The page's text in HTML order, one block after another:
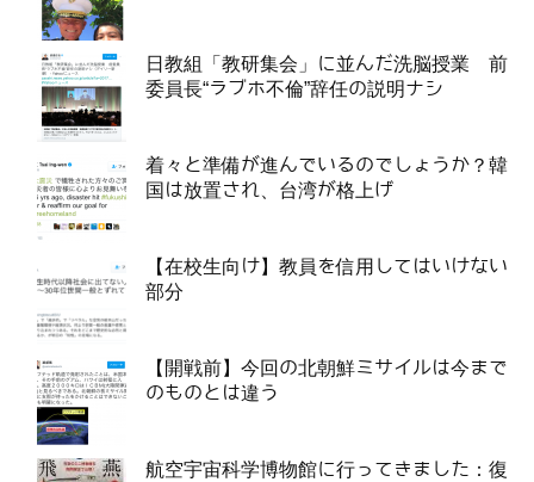
日教組「教研集会」に並んだ洗脳授業 前
委員長“ラブホ不倫”辞任の説明ナシ
着々と準備が進んでいるのでしょうか？韓
国は放置され、台湾が格上げ
【在校生向け】教員を信用してはいけない
部分
【開戦前】今回の北朝鮮ミサイルは今まで
のものとは違う
航空宇宙科学博物館に行ってきました：復